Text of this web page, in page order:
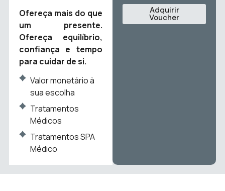
Ofereça mais do que
um presente.
Ofereça equilíbrio,
confiança e tempo
para cuidar de si.
Valor monetário à
sua escolha
Tratamentos
Médicos
Tratamentos SPA
Médico
Adquirir
Voucher